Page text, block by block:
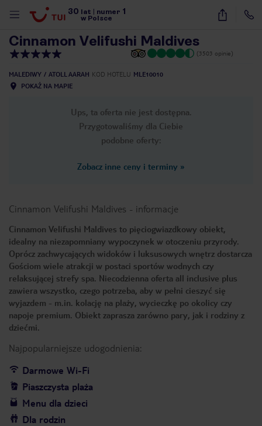
30 lat numer 1
w Polsce
8
Cinnamon Velifushi Maldives
(3503 opinie)
MALEDIWY ATOLL AARAH KOD HOTELU MLE10010
POKAŻ NA MAPIE
Ups, ta oferta nie jest dostępna.
Przygotowaliśmy dla Ciebie
podobne oferty:
Zobacz inne ceny i terminy »
Cinnamon Velifushi Maldives - informacje
Cinnamon Velifushi Maldives to pięciogwiazdkowy obiekt,
idealny na niezapomniany wypoczynek w otoczeniu przyrody.
Oprócz zachwycających widoków i luksusowych wnętrz dostarcza
Gościom wiele atrakcji w postaci sportów wodnych czy
relaksującej strefy spa. Niecodzienna oferta all inclusive plus
zawiera wszystko, czego potrzeba, aby w pełni cieszyć się
wyjazdem - m.in. kolację na plaży, wycieczkę po okolicy czy
napoje premium. Obiekt zaprasza zarówno pary, jak i rodziny z
dziećmi.
Najpopularniejsze udogodnienia:
Darmowe Wi-Fi
Piaszczysta plaża
Menu dla dzieci
Dla rodzin